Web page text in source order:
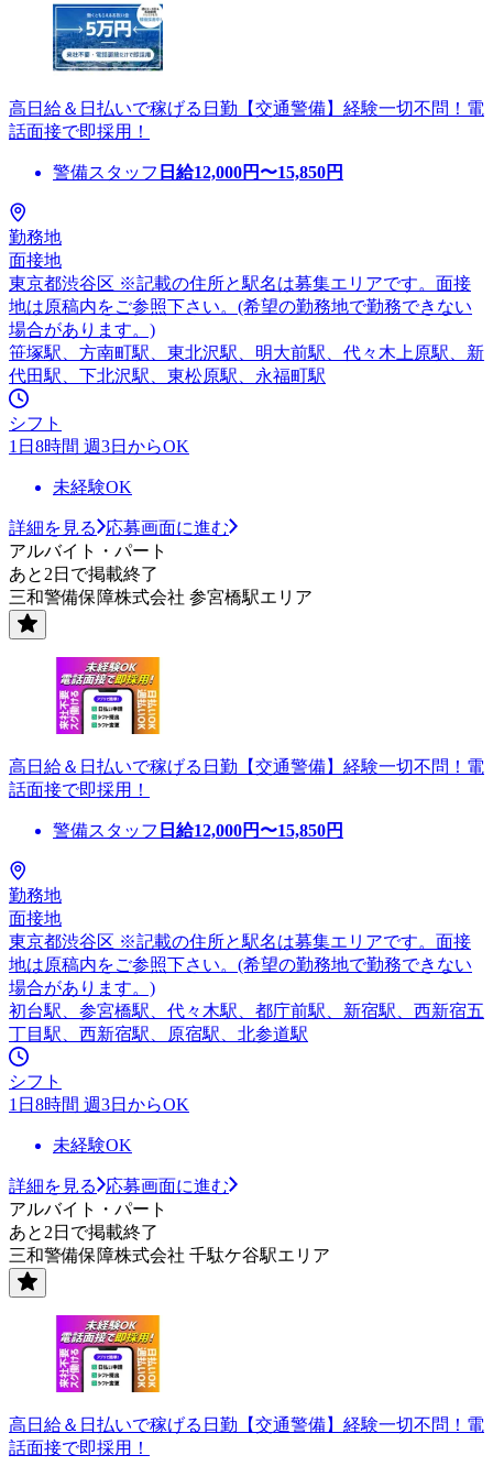
高日給＆日払いで稼げる日勤【交通警備】経験一切不問！電
話面接で即採用！
警備スタッフ 日給12,000円〜15,850円
勤務地
面接地
東京都渋谷区 ※記載の住所と駅名は募集エリアです。面接
地は原稿内をご参照下さい。(希望の勤務地で勤務できない
場合があります。)
笹塚駅、方南町駅、東北沢駅、明大前駅、代々木上原駅、新
代田駅、下北沢駅、東松原駅、永福町駅
シフト
1日8時間 週3日からOK
未経験OK
詳細を見る
応募画面に進む
アルバイト・パート
あと2日で掲載終了
三和警備保障株式会社 参宮橋駅エリア
高日給＆日払いで稼げる日勤【交通警備】経験一切不問！電
話面接で即採用！
警備スタッフ 日給12,000円〜15,850円
勤務地
面接地
東京都渋谷区 ※記載の住所と駅名は募集エリアです。面接
地は原稿内をご参照下さい。(希望の勤務地で勤務できない
場合があります。)
初台駅、参宮橋駅、代々木駅、都庁前駅、新宿駅、西新宿五
丁目駅、西新宿駅、原宿駅、北参道駅
シフト
1日8時間 週3日からOK
未経験OK
詳細を見る
応募画面に進む
アルバイト・パート
あと2日で掲載終了
三和警備保障株式会社 千駄ケ谷駅エリア
高日給＆日払いで稼げる日勤【交通警備】経験一切不問！電
話面接で即採用！